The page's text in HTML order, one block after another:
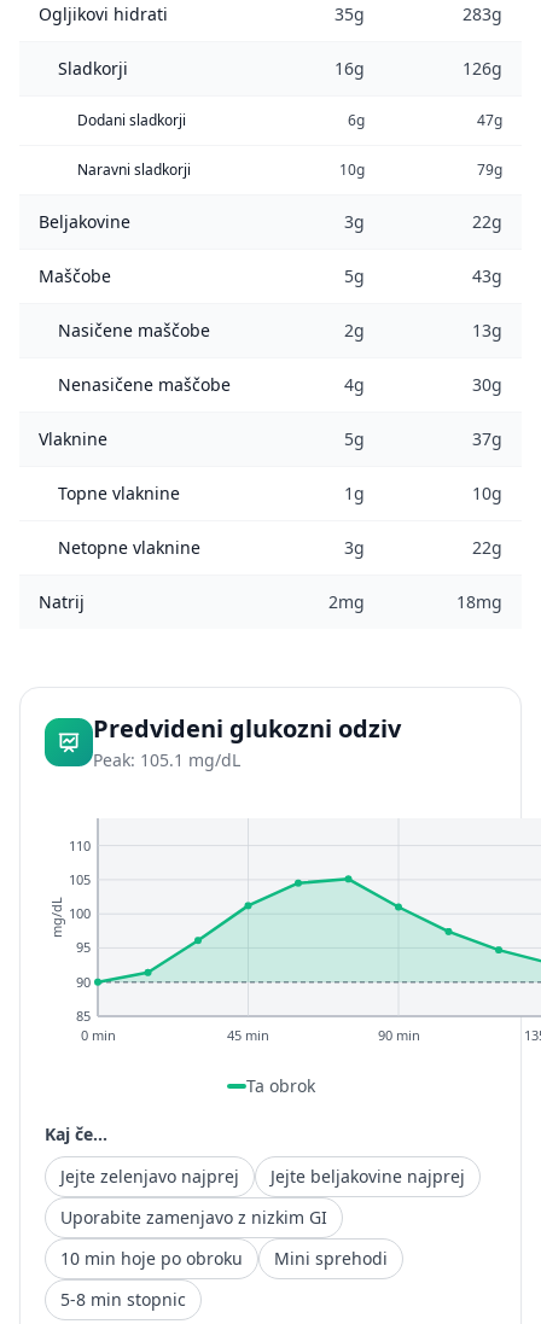
Ogljikovi hidrati 35g 283g
Sladkorji 16g 126g
Dodani sladkorji 6g 47g
Naravni sladkorji 10g 79g
Beljakovine 3g 22g
Maščobe 5g 43g
Nasičene maščobe 2g 13g
Nenasičene maščobe 4g 30g
Vlaknine 5g 37g
Topne vlaknine 1g 10g
Netopne vlaknine 3g 22g
Natrij 2mg 18mg
Predvideni glukozni odziv
Peak: 105.1 mg/dL
85
90
95
100
105
110
0 min 45 min 90 min
mg/dL
Ta obrok
Kaj če...
Jejte zelenjavo najprej
Jejte beljakovine najprej
Uporabite zamenjavo z nizkim GI
10 min hoje po obroku
Mini sprehodi
5-8 min stopnic